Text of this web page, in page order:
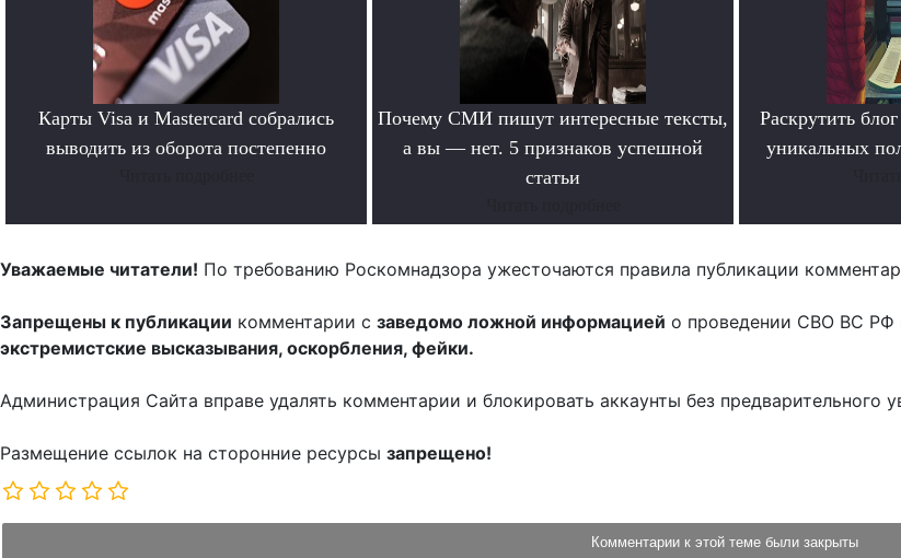
Карты Visa и Mastercard собрались
выводить из оборота постепенно
Почему СМИ пишут интересные тексты,
а вы — нет. 5 признаков успешной
статьи
Раскрутить
уникальных
Уважаемые читатели! По требованию Роскомнадзора ужесточаются правила публикации
Запрещены к публикации комментарии с заведомо ложной информацией о проведении СВО ВС РФ
экстремистские высказывания, оскорбления, фейки.
Администрация Сайта вправе удалять комментарии и блокировать аккаунты без предварительного
Размещение ссылок на сторонние ресурсы запрещено!
Комментарии к этой теме были закрыты